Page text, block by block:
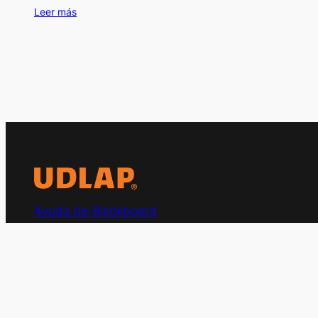
Leer más
Ayuda de Blackboard